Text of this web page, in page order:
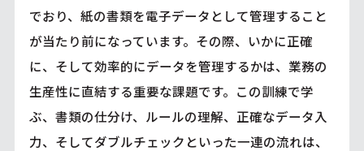
でおり、紙の書類を電子データとして管理すること
が当たり前になっています。その際、いかに正確
に、そして効率的にデータを管理するかは、業務の
生産性に直結する重要な課題です。この訓練で学
ぶ、書類の仕分け、ルールの理解、正確なデータ入
力、そしてダブルチェックといった一連の流れは、